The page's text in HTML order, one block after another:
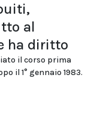
al
ha diritto
il corso prima
il 1° gennaio 1983.